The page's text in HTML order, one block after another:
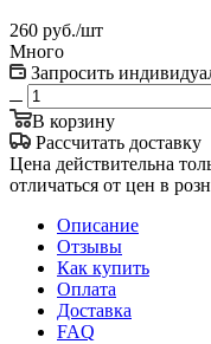
260 руб./шт
Много
Запросить
В корзину
Рассчитать доставку
Цена действительна
отличаться от цен в
Описание
Отзывы
Как купить
Оплата
Доставка
FAQ